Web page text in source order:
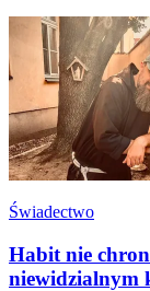
Świadectwo
Habit nie
niewidzialnym